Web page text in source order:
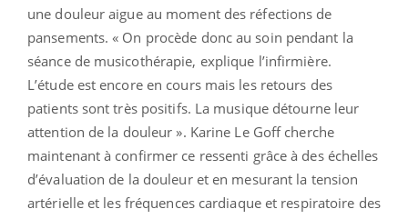
une douleur aigue au moment des réfections de
pansements. « On procède donc au soin pendant la
séance de musicothérapie, explique l’infirmière.
L’étude est encore en cours mais les retours des
patients sont très positifs. La musique détourne leur
attention de la douleur ». Karine Le Goff cherche
maintenant à confirmer ce ressenti grâce à des échelles
d’évaluation de la douleur et en mesurant la tension
artérielle et les fréquences cardiaque et respiratoire des